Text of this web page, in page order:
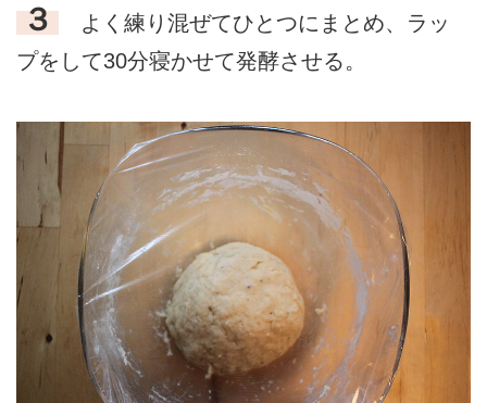
３
よく練り混ぜてひとつにまとめ、ラッ
プをして30分寝かせて発酵させる。